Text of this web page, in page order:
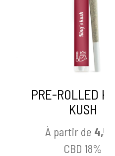
PRE-ROLLED
KUSH
À partir de 4,50
CBD 18%